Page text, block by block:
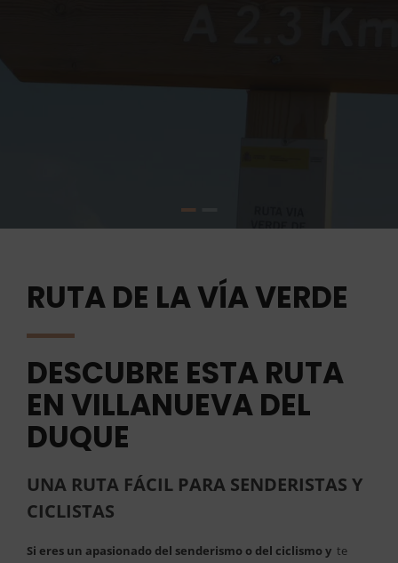
RUTA DE LA VÍA VERDE
DESCUBRE ESTA RUTA
EN VILLANUEVA DEL
DUQUE
UNA RUTA FÁCIL PARA SENDERISTAS Y
CICLISTAS
Si eres un apasionado del senderismo o del ciclismo y te